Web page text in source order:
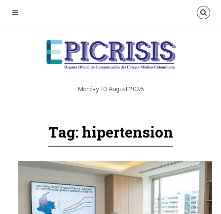
Monday 10 August 2026
Tag: hipertension